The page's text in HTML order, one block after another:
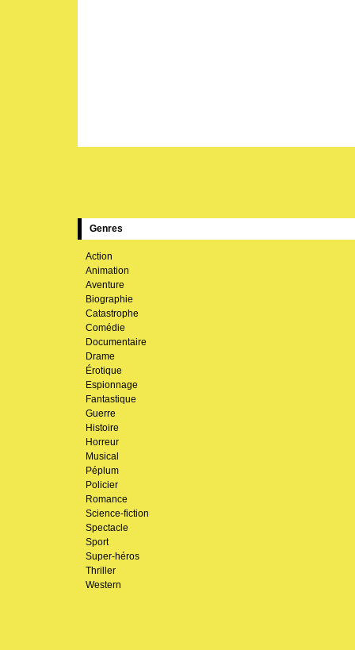
Genres
Action
Animation
Aventure
Biographie
Catastrophe
Comédie
Documentaire
Drame
Érotique
Espionnage
Fantastique
Guerre
Histoire
Horreur
Musical
Péplum
Policier
Romance
Science-fiction
Spectacle
Sport
Super-héros
Thriller
Western